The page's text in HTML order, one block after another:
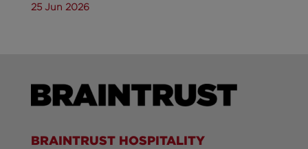
25 Jun 2026
BRAINTRUST HOSPITALITY